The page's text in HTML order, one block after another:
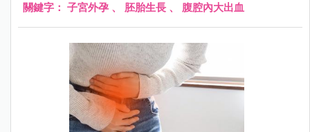
關鍵字： 子宮外孕 、 胚胎生長 、 腹腔內大出血